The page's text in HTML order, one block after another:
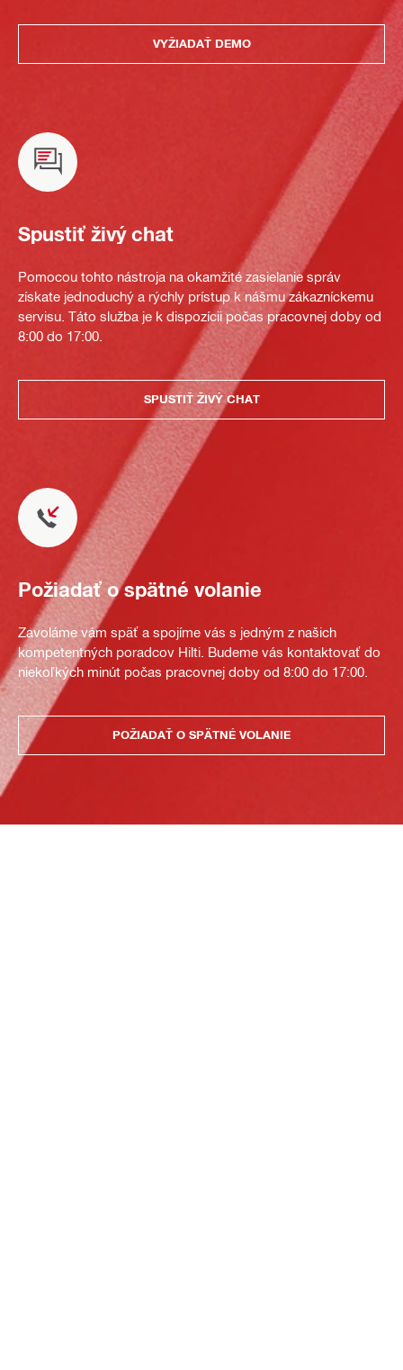
VYŽIADAŤ DEMO
Spustiť živý chat
Pomocou tohto nástroja na okamžité zasielanie správ
získate jednoduchý a rýchly prístup k nášmu zákazníckemu
servisu. Táto služba je k dispozícii počas pracovnej doby od
8:00 do 17:00.
SPUSTIŤ ŽIVÝ CHAT
Požiadať o spätné volanie
Zavoláme vám späť a spojíme vás s jedným z našich
kompetentných poradcov Hilti. Budeme vás kontaktovať do
niekoľkých minút počas pracovnej doby od 8:00 do 17:00.
POŽIADAŤ O SPÄTNÉ VOLANIE